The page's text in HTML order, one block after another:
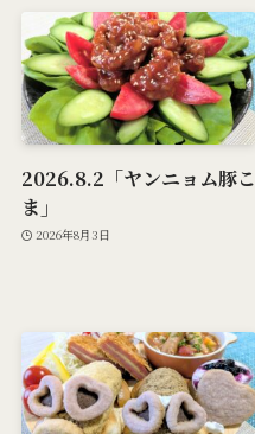
2026.8.2「ヤンニョム豚こ
ま」
2026年8月3日